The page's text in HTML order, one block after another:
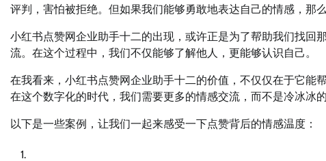
评判，害怕被拒绝。但如果我们能够勇敢地表达自己的情感，那
小红书点赞网企业助手十二的出现，或许正是为了帮助我们找回
流。在这个过程中，我们不仅能够了解他人，更能够认识自己。
在我看来，小红书点赞网企业助手十二的价值，不仅仅在于它能
在这个数字化的时代，我们需要更多的情感交流，而不是冷冰冰的
以下是一些案例，让我们一起来感受一下点赞背后的情感温度：